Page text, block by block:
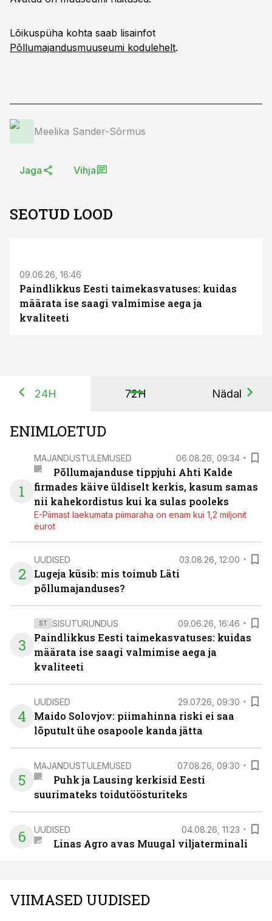
Lõikuspüha kohta saab lisainfot
Põllumajandusmuuseumi kodulehelt.
Meelika Sander-Sõrmus
Jaga Vihja
SEOTUD LOOD
09.06.26, 16:46
Paindlikkus Eesti taimekasvatuses: kuidas
määrata ise saagi valmimise aega ja
kvaliteeti
24H 72H Nädal
ENIMLOETUD
1
MAJANDUSTULEMUSED 06.08.26, 09:34
Põllumajanduse tippjuhi Ahti Kalde
firmades käive üldiselt kerkis, kasum samas
nii kahekordistus kui ka sulas pooleks
E-Piimast laekumata piimaraha on enam kui 1,2 miljonit
eurot
2
UUDISED 03.08.26, 12:00
Lugeja küsib: mis toimub Läti
põllumajanduses?
3
ST SISUTURUNDUS 09.06.26, 16:46
Paindlikkus Eesti taimekasvatuses: kuidas
määrata ise saagi valmimise aega ja
kvaliteeti
4
UUDISED 29.07.26, 09:30
Maido Solovjov: piimahinna riski ei saa
lõputult ühe osapoole kanda jätta
5
MAJANDUSTULEMUSED 07.08.26, 09:30
Puhk ja Lausing kerkisid Eesti
suurimateks toidutöösturiteks
6 UUDISED 04.08.26, 11:23
Linas Agro avas Muugal viljaterminali
VIIMASED UUDISED